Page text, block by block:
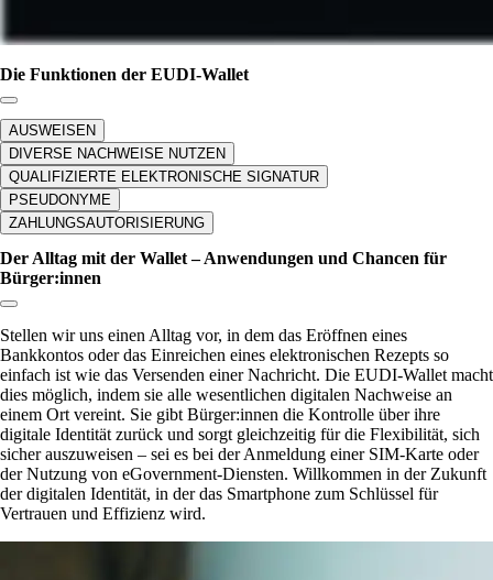
Die Funktionen der EUDI-Wallet
Link zum Abschnitt kopieren:
AUSWEISEN
DIVERSE NACHWEISE NUTZEN
QUALIFIZIERTE ELEKTRONISCHE SIGNATUR
PSEUDONYME
ZAHLUNGSAUTORISIERUNG
Der Alltag mit der Wallet – Anwendungen und Chancen für
Bürger:innen
Link zum Abschnitt kopieren:
Stellen wir uns einen Alltag vor, in dem das Eröffnen eines
Bankkontos oder das Einreichen eines elektronischen Rezepts so
einfach ist wie das Versenden einer Nachricht. Die EUDI-Wallet macht
dies möglich, indem sie alle wesentlichen digitalen Nachweise an
einem Ort vereint. Sie gibt Bürger:innen die Kontrolle über ihre
digitale Identität zurück und sorgt gleichzeitig für die Flexibilität, sich
sicher auszuweisen – sei es bei der Anmeldung einer SIM-Karte oder
der Nutzung von eGovernment-Diensten. Willkommen in der Zukunft
der digitalen Identität, in der das Smartphone zum Schlüssel für
Vertrauen und Effizienz wird.